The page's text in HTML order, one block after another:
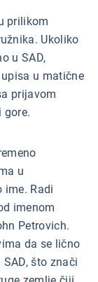
prilikom
Ukoliko
u SAD,
u matične
prijavom
gore.
u
ime. Radi
imenom
Petrovich.
da se lično
što znači